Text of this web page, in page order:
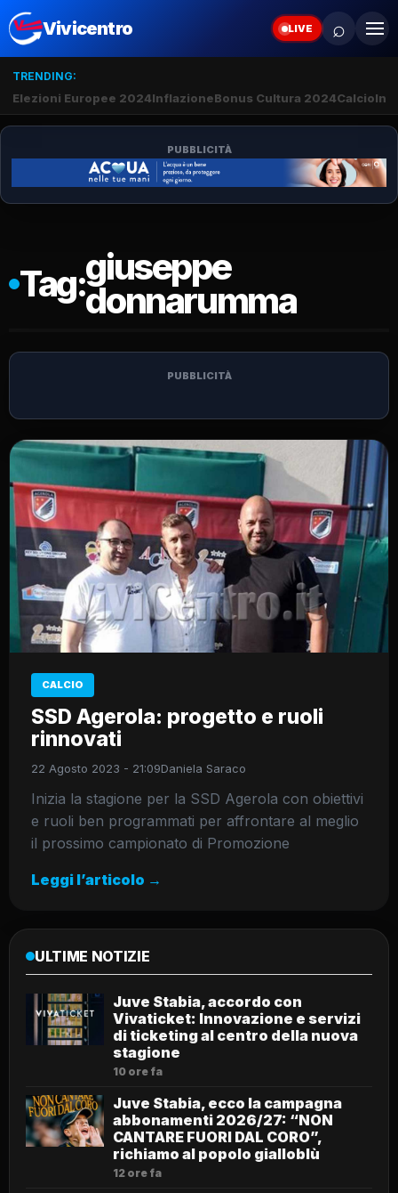
Vivicentro LIVE ⌕
TRENDING:
Elezioni Europee 2024InflazioneBonus Cultura 2024Calcio
PUBBLICITÀ
Tag:giuseppe
donnarumma
PUBBLICITÀ
CALCIO
SSD Agerola: progetto e ruoli
rinnovati
22 Agosto 2023 - 21:09Daniela Saraco
Inizia la stagione per la SSD Agerola con obiettivi
e ruoli ben programmati per affrontare al meglio
il prossimo campionato di Promozione
Leggi l’articolo →
ULTIME NOTIZIE
Juve Stabia, accordo con
Vivaticket: Innovazione e servizi
di ticketing al centro della nuova
stagione
10 ore fa
Juve Stabia, ecco la campagna
abbonamenti 2026/27: “NON
CANTARE FUORI DAL CORO”,
richiamo al popolo gialloblù
12 ore fa